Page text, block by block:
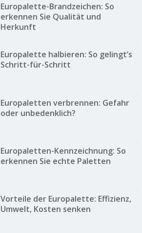
Europalette-Brandzeichen: So
erkennen Sie Qualität und
Herkunft
Europalette halbieren: So gelingt’s
Schritt-für-Schritt
Europaletten verbrennen: Gefahr
oder unbedenklich?
Europaletten-Kennzeichnung: So
erkennen Sie echte Paletten
Vorteile der Europalette: Effizienz,
Umwelt, Kosten senken